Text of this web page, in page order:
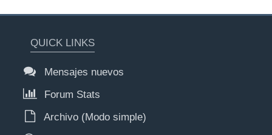
QUICK LINKS
Mensajes nuevos
Forum Stats
Archivo (Modo simple)